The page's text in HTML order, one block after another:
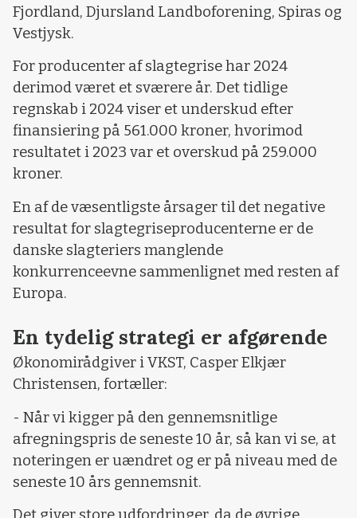
Fjordland, Djursland Landboforening, Spiras og
Vestjysk.
For producenter af slagtegrise har 2024
derimod været et sværere år. Det tidlige
regnskab i 2024 viser et underskud efter
finansiering på 561.000 kroner, hvorimod
resultatet i 2023 var et overskud på 259.000
kroner.
En af de væsentligste årsager til det negative
resultat for slagtegriseproducenterne er de
danske slagteriers manglende
konkurrenceevne sammenlignet med resten af
Europa.
En tydelig strategi er afgørende
Økonomirådgiver i VKST, Casper Elkjær
Christensen, fortæller:
- Når vi kigger på den gennemsnitlige
afregningspris de seneste 10 år, så kan vi se, at
noteringen er uændret og er på niveau med de
seneste 10 års gennemsnit.